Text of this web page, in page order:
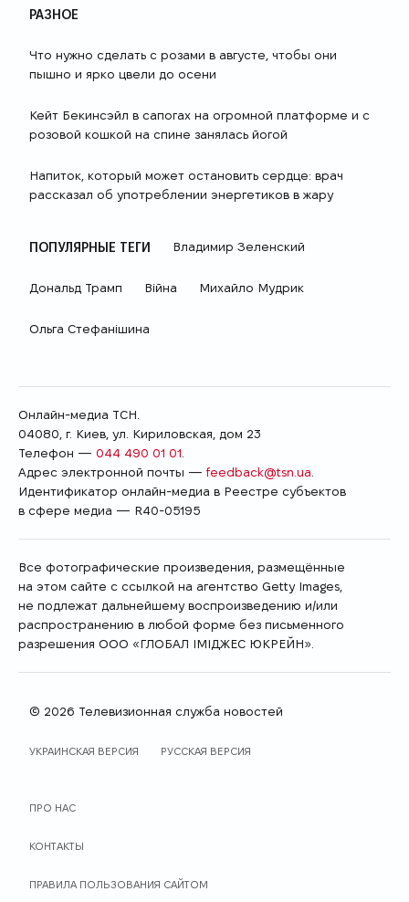
РАЗНОЕ
Что нужно сделать с розами в августе, чтобы они
пышно и ярко цвели до осени
Кейт Бекинсэйл в сапогах на огромной платформе и с
розовой кошкой на спине занялась йогой
Напиток, который может остановить сердце: врач
рассказал об употреблении энергетиков в жару
ПОПУЛЯРНЫЕ ТЕГИ Владимир Зеленский
Дональд Трамп Війна Михайло Мудрик
Ольга Стефанішина
Онлайн-медиа ТСН.
04080, г. Киев, ул. Кириловская, дом 23
Телефон — 044 490 01 01.
Адрес электронной почты — feedback@tsn.ua.
Идентификатор онлайн-медиа в Реестре cубъектов
в сфере медиа — R40-05195
Все фотографические произведения, размещённые
на этом сайте с ссылкой на агентство Getty Images,
не подлежат дальнейшему воспроизведению и/или
распространению в любой форме без письменного
разрешения ООО «ГЛОБАЛ ІМІДЖЕС ЮКРЕЙН».
© 2026 Телевизионная служба новостей
УКРАИНСКАЯ ВЕРСИЯ
РУССКАЯ ВЕРСИЯ
ПРО НАС
КОНТАКТЫ
ПРАВИЛА ПОЛЬЗОВАНИЯ САЙТОМ